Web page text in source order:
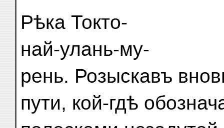
Рѣка Токто-
най-улань-му-
рень. Розыскавъ
пути, кой-гдѣ